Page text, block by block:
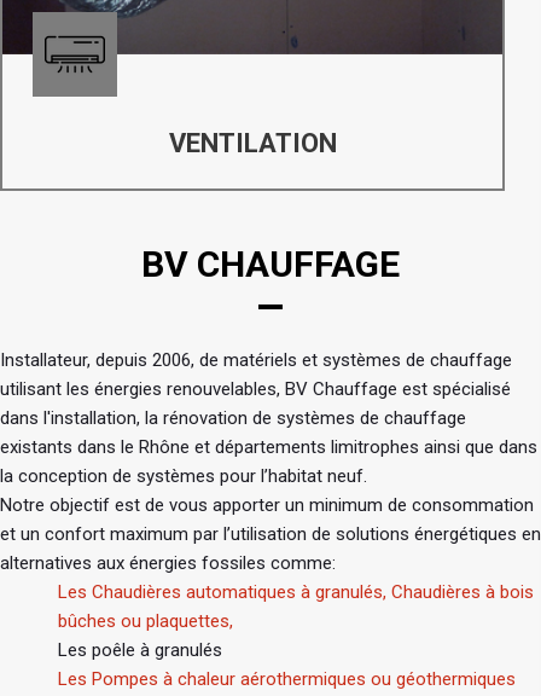
VENTILATION
BV CHAUFFAGE
Installateur, depuis 2006, de matériels et systèmes de chauffage
utilisant les énergies renouvelables, BV Chauffage est spécialisé
dans l'installation, la rénovation de systèmes de chauffage
existants dans le Rhône et départements limitrophes ainsi que dans
la conception de systèmes pour l’habitat neuf.
Notre objectif est de vous apporter un minimum de consommation
et un confort maximum par l’utilisation de solutions énergétiques en
alternatives aux énergies fossiles comme:
Les Chaudières automatiques à granulés, Chaudières à bois
bûches ou plaquettes,
Les poêle à granulés
Les Pompes à chaleur aérothermiques ou géothermiques